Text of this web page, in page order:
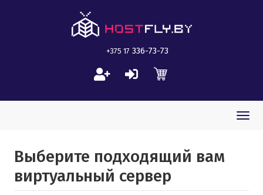
+375 17 336-73-73
Выберите подходящий вам
виртуальный сервер